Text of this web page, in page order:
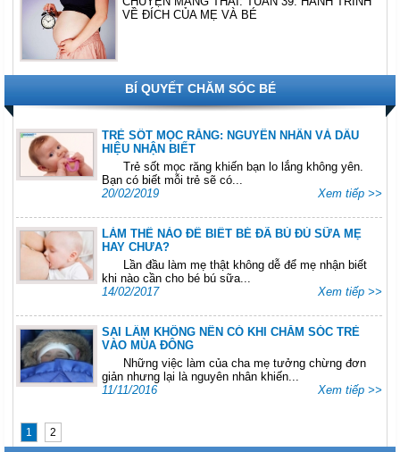
VỀ ĐÍCH CỦA MẸ VÀ BÉ
BÍ QUYẾT CHĂM SÓC BÉ
TRẺ SỐT MỌC RĂNG: NGUYÊN NHÂN VÀ DẤU
HIỆU NHẬN BIẾT
Trẻ sốt mọc răng khiến bạn lo lắng không yên.
Bạn có biết mỗi trẻ sẽ có...
20/02/2019
Xem tiếp >>
LÀM THẾ NÀO ĐỂ BIẾT BÉ ĐÃ BÚ ĐỦ SỮA MẸ
HAY CHƯA?
Lần đầu làm mẹ thật không dễ để mẹ nhận biết
khi nào cần cho bé bú sữa...
14/02/2017
Xem tiếp >>
SAI LẦM KHÔNG NÊN CÓ KHI CHĂM SÓC TRẺ
VÀO MÙA ĐÔNG
Những việc làm của cha mẹ tưởng chừng đơn
giản nhưng lại là nguyên nhân khiến...
11/11/2016
Xem tiếp >>
1 2